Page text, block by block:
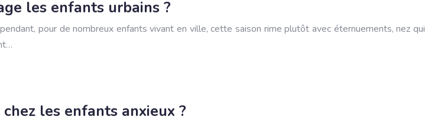
les enfants urbains ?
pour de nombreux enfants vivant en ville, cette saison rime plutôt avec éternuements, nez qui
les enfants anxieux ?